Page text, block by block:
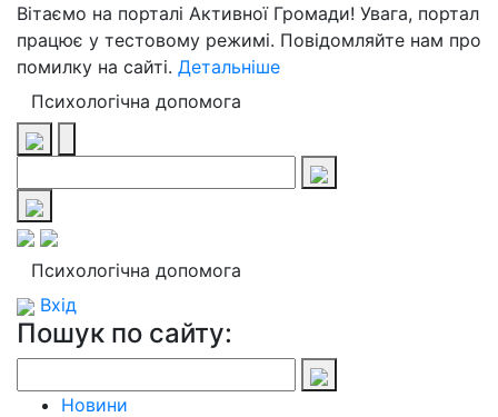
Вітаємо на порталі Активної Громади! Увага, портал
працює у тестовому режимі. Повідомляйте нам про
помилку на сайті. Детальніше
Психологічна допомога
Психологічна допомога
Вхід
Пошук по сайту:
Новини